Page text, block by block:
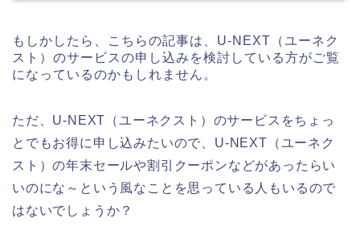
もしかしたら、こちらの記事は、U-NEXT（ユーネク
スト）のサービスの申し込みを検討している方がご覧
になっているのかもしれません。
ただ、U-NEXT（ユーネクスト）のサービスをちょっ
とでもお得に申し込みたいので、U-NEXT（ユーネク
スト）の年末セールや割引クーポンなどがあったらい
いのにな～という風なことを思っている人もいるので
はないでしょうか？